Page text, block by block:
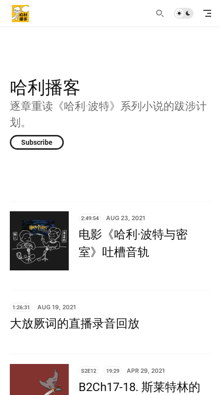
哈利播客
逐章重读《哈利·波特》系列小说的跋涉计
划。
Subscribe
2:49:54 AUG 23, 2021
电影《哈利·波特与密
室》吐槽音轨
1:26:31 AUG 19, 2021
大放厥词的直播录音回放
S2E12 19:29 APR 29, 2021
B2Ch17-18. 斯莱特林的